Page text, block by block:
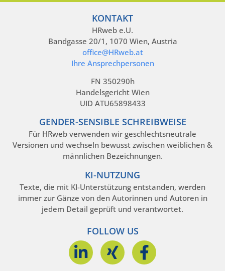
KONTAKT
HRweb e.U.
Bandgasse 20/1, 1070 Wien, Austria
office@HRweb.at
Ihre Ansprechpersonen
FN 350290h
Handelsgericht Wien
UID ATU65898433
GENDER-SENSIBLE SCHREIBWEISE
Für HRweb verwenden wir geschlechtsneutrale
Versionen und wechseln bewusst zwischen weiblichen &
männlichen Bezeichnungen.
KI-NUTZUNG
Texte, die mit KI-Unterstützung entstanden, werden
immer zur Gänze von den Autorinnen und Autoren in
jedem Detail geprüft und verantwortet.
FOLLOW US